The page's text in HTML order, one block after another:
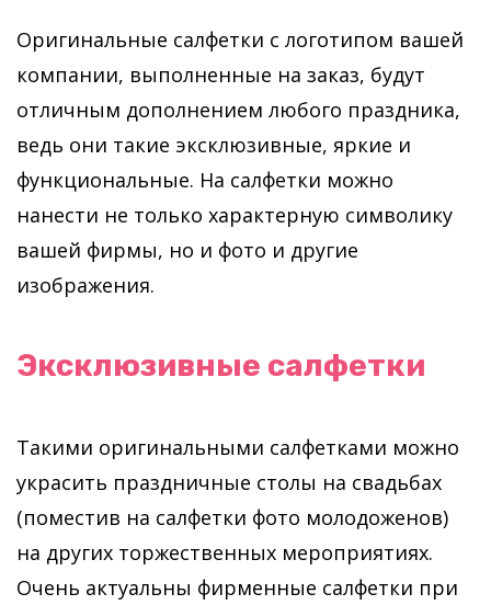
Оригинальные салфетки с логотипом вашей
компании, выполненные на заказ, будут
отличным дополнением любого праздника,
ведь они такие эксклюзивные, яркие и
функциональные. На салфетки можно
нанести не только характерную символику
вашей фирмы, но и фото и другие
изображения.
Эксклюзивные салфетки
Такими оригинальными салфетками можно
украсить праздничные столы на свадьбах
(поместив на салфетки фото молодоженов)
на других торжественных мероприятиях.
Очень актуальны фирменные салфетки при